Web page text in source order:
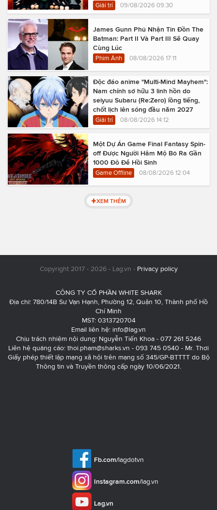
Giải trí 09/08/2026 09:30
James Gunn Phủ Nhận Tin Đồn The
Batman: Part II Và Part III Sẽ Quay
Cùng Lúc
Phim Ảnh 08/08/2026 17:11
Độc đáo anime "Multi-Mind Mayhem":
Nam chính sở hữu 3 linh hồn do
seiyuu Subaru (Re:Zero) lồng tiếng,
chốt lịch lên sóng đầu năm 2027
Giải trí 08/08/2026 14:12
Một Dự Án Game Final Fantasy Spin-
off Được Người Hâm Mộ Bỏ Ra Gần
1000 Đô Để Hồi Sinh
Game Offline 08/08/2026 12:04
XEM THÊM
Copyright 2017 - 2026 - Lag.vn - Privacy policy
CÔNG TY CỔ PHẦN WHITE SHARK
Địa chỉ: 780/14B Sư Vạn Hạnh, Phường 12, Quận 10, Thành phố Hồ
Chí Minh
MST: 0313720704
Email liên hệ: info@lag.vn
Chịu trách nhiệm nội dung: Nguyễn Tiến Khoa - 077 261 5246
Liên hệ quảng cáo: thoi.pham@sharks.vn - 093 745 0540 - Mr. Thơi
Giấy phép thiết lập mạng xã hội trên mạng số 345/GP-BTTTT do Bộ
Thông tin và Truyền thông cấp ngày 10/06/2021.
Fb.com/lagdotvn
Instagram.com/lag.vn
Lag.vn